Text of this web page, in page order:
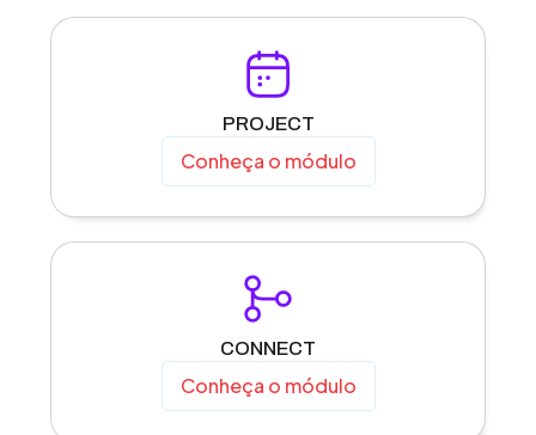
PROJECT
Conheça o módulo
CONNECT
Conheça o módulo